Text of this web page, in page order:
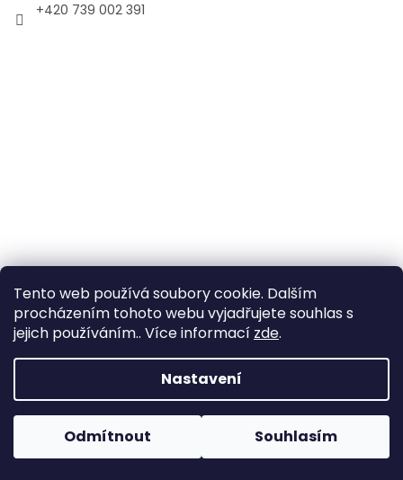
Tento web používá soubory cookie. Dalším
procházením tohoto webu vyjadřujete souhlas s
jejich používáním.. Více informací zde.
Nastavení
Odmítnout Souhlasím
+420 739 002 391
Vytvořil Shoptet
Copyright 2026Zahrada Výstaviště. Všechna práva
vyhrazena.
Upravit nastavení cookies